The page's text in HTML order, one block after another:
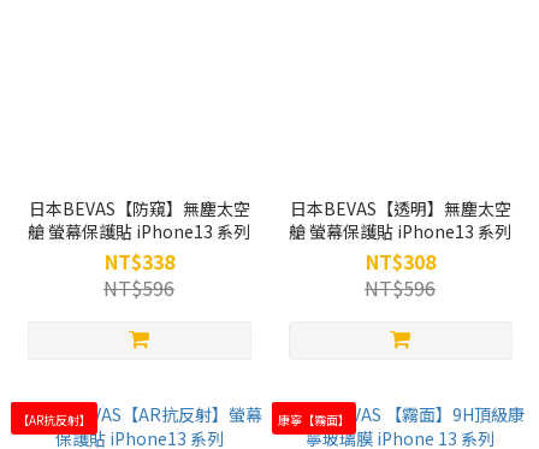
日本BEVAS【防窺】無塵太空
艙 螢幕保護貼 iPhone13 系列
NT$338
NT$596
日本BEVAS【透明】無塵太空
艙 螢幕保護貼 iPhone13 系列
NT$308
NT$596
【AR抗反射】 康寧【霧面】